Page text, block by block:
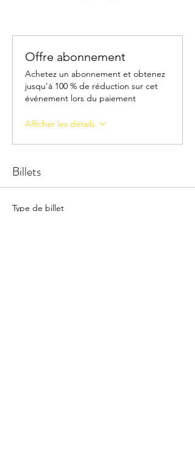
Offre abonnement
Achetez un abonnement et obtenez
jusqu'à 100 % de réduction sur cet
événement lors du paiement
Afficher les détails
Billets
Type de billet